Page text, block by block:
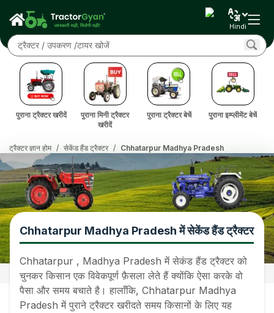
Hindi
पुराना ट्रैक्टर खरीदें
पुराना मिनी ट्रैक्टर
खरीदें
पुराना ट्रैक्टर बेचें पुराना इम्प्लीमेंट बेचें
ट्रैक्टर ज्ञान होम / सेकेंड हैंड ट्रैक्टर / Chhatarpur Madhya Pradesh
Chhatarpur Madhya Pradesh में सेकेंड हैंड ट्रैक्टर
Chhatarpur , Madhya Pradesh में सेकंड हैंड ट्रैक्टर को
चुनकर किसान एक विवेकपूर्ण फ़ैसला लेते हैं क्योंकि ऐसा करके वो
पैसा और समय बचाते है। हालाँकि, Chhatarpur Madhya
Pradesh में पुराने ट्रैक्टर खरीदते समय किसानों के लिए यह